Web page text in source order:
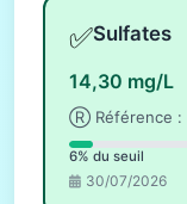
✅Sulfates
14,30 mg/L
Ⓡ Référence :
6% du seuil
30/07/2026